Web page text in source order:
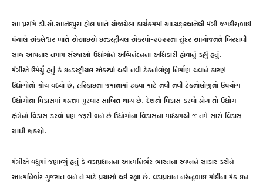
આ પ્રસંગે ડી.એ.આનંદપુરા હોલ ખાતે યોજાયેલા કાર્યક્રમમાં અધ્યક્ષસ્થાનેથી મંત્રી જગદીશભાઈ
પંચાલે અંકલેશ્વર ખાતે એઆઇએ ઇન્ડસ્ટ્રીયલ એકસ્પો-૨૦૨૨ના સુંદર આયોજનને બિરદાવી
સાથ આપનાર તમામ સંસ્થાઓ-ઉધોગોને અભિનંદનના અધિકારી હોવાનું કહ્યું હતું.
મંત્રીએ ઉમેર્યું હતું કે ઇન્ડસ્ટ્રીયલ એકસ્પો થકી નવી ટેકનોલોજી નિર્માણ થવાને કારણે
ઉધોગોનો ગ્રોથ વધ્યો છે, હરિફાઇના જમાનામાં ટકવા માટે નવી નવી ટેકનોલોજીનો ઉપયોગ
ઉધોગોના વિકાસમાં મહત્તમ પુરવાર સાબિત થાય છે. દેશનો વિકાસ કરવો હોય તો ઉધોગ
ક્ષેત્રેનો વિકાસ કરવો પણ જરૂરી બને છે ઉધોગોના વિકાસના માધ્યમથી જ તમે સારો વિકાસ
સાધી શકશો.
મંત્રીએ વધુમાં જણાવ્યું હતું કે વડાપ્રધાનના આત્મનિર્ભર ભારતના સ્વપ્નને સાકાર કરીને
આત્મનિર્ભર ગુજરાત બને તે માટે પ્રયાસો થઈ રહ્યા છે. વડાપ્રધાન નરેન્દ્રભાઇ મોદીના મેક ઇન